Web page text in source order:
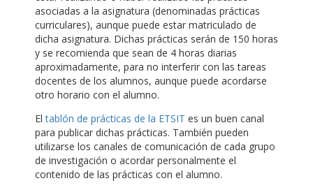
asociadas a la asignatura (denominadas prácticas
curriculares), aunque puede estar matriculado de
dicha asignatura. Dichas prácticas serán de 150 horas
y se recomienda que sean de 4 horas diarias
aproximadamente, para no interferir con las tareas
docentes de los alumnos, aunque puede acordarse
otro horario con el alumno.
Eltablón de prácticas de la ETSIT es un buen canal
para publicar dichas prácticas. También pueden
utilizarse los canales de comunicación de cada grupo
de investigación o acordar personalmente el
contenido de las prácticas con el alumno.